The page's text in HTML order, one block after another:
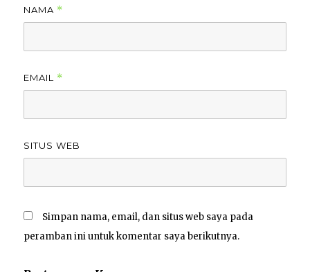
NAMA *
EMAIL *
SITUS WEB
Simpan nama, email, dan situs web saya pada
peramban ini untuk komentar saya berikutnya.